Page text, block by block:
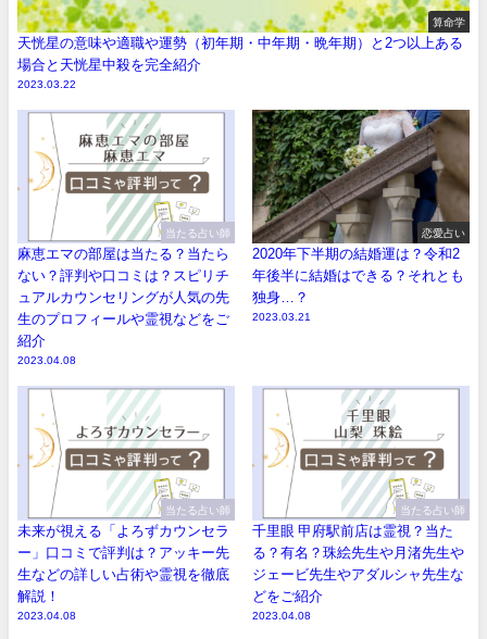
算命学
天恍星の意味や適職や運勢（初年期・中年期・晩年期）と2つ以上ある
場合と天恍星中殺を完全紹介
2023.03.22
当たる占い師
麻恵エマの部屋は当たる？当たら
ない？評判や口コミは？スピリチ
ュアルカウンセリングが人気の先
生のプロフィールや霊視などをご
紹介
2023.04.08
恋愛占い
2020年下半期の結婚運は？令和2
年後半に結婚はできる？それとも
独身…？
2023.03.21
当たる占い師
未来が視える「よろずカウンセラ
ー」口コミで評判は？アッキー先
生などの詳しい占術や霊視を徹底
解説！
2023.04.08
当たる占い師
千里眼 甲府駅前店は霊視？当た
る？有名？珠絵先生や月渚先生や
ジェービ先生やアダルシャ先生な
どをご紹介
2023.04.08